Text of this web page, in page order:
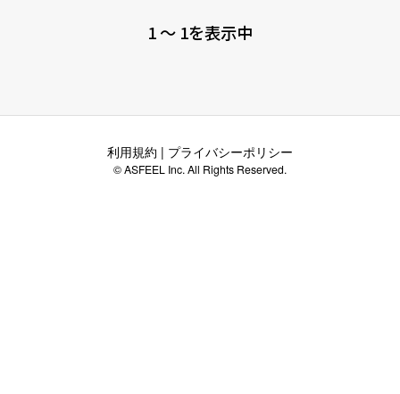
1 〜 1を表示中
利用規約 | プライバシーポリシー
© ASFEEL Inc. All Rights Reserved.